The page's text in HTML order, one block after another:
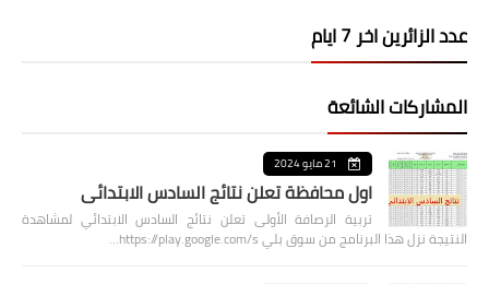
عدد الزائرين اخر 7 ايام
المشاركات الشائعة
21 مايو 2024
اول محافظة تعلن نتائج السادس الابتدائي
تربية الرصافة الأولى تعلن نتائج السادس الابتدائي لمشاهدة
النتيجة نزل هذا البرنامج من سوق بلي https://play.google.com/s…